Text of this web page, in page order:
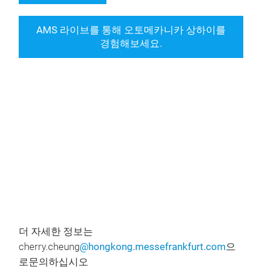
AMS 라이브를 통해 오토메카니카 상하이를
경험해보세요.
더 자세한 정보는
cherry.cheung@hongkong.messefrankfurt.com으
로문의하십시오